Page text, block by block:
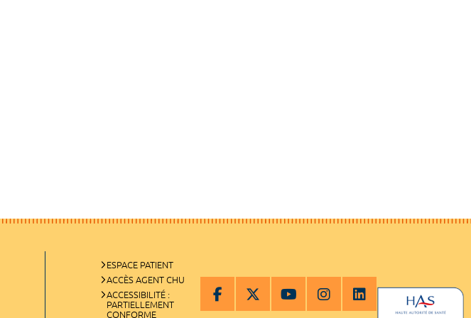
ESPACE PATIENT
ACCÈS AGENT CHU
ACCESSIBILITÉ :
PARTIELLEMENT
CONFORME